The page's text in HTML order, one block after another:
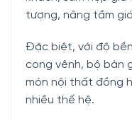
tượng, nâng tầm
Đặc biệt, với độ
cong vênh, bộ bàn
món nội thất đồng
nhiều thế hệ.